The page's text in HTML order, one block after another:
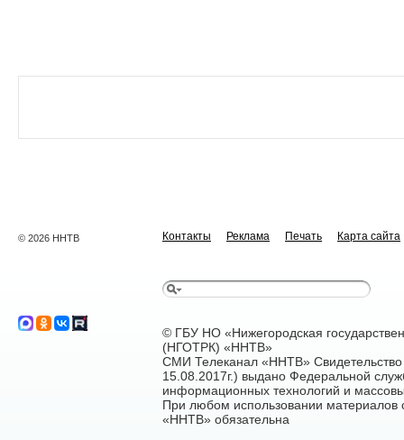
© 2026 ННТВ Контакты Реклама Печать Карта сайта
© ГБУ НО «Нижегородская
(НГОТРК) «ННТВ»
СМИ Телеканал «ННТВ»
15.08.2017г.) выдано Федеральной
информационных технологий и
При любом использовании материалов
«ННТВ» обязательна